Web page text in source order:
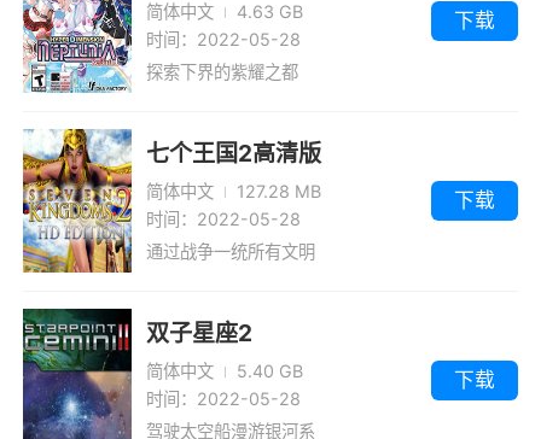
简体中文
4.63 GB
时间：2022-05-28
探索下界的紫耀之都
下载
七个王国2高清版
简体中文
127.28 MB
时间：2022-05-28
通过战争一统所有文明
下载
双子星座2
简体中文
5.40 GB
时间：2022-05-28
驾驶太空船漫游银河系
下载